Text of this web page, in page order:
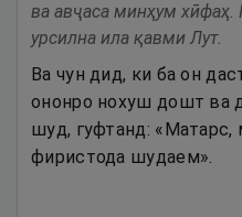
ва авҷаса минҳум хӣфаҳ.
урсилна ила қавми Лут.
Ва чун дид, ки ба он
ононро нохуш дошт ва
шуд, гуфтанд:
фиристода шудаем».